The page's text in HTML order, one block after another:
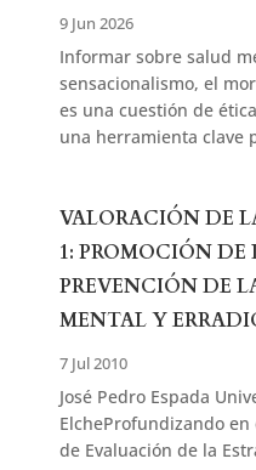
9 Jun 2026
Informar sobre salud
sensacionalismo, el
es una cuestión de
una herramienta clave
VALORACIÓN DE
1: PROMOCIÓN
PREVENCIÓN DE
MENTAL Y
7 Jul 2010
José Pedro Espada
ElcheProfundizando
de Evaluación de la